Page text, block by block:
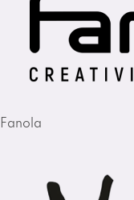
Fanola